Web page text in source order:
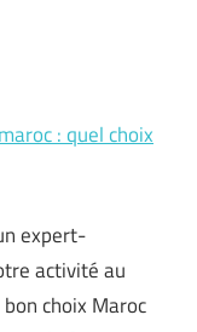
: quel choix
expert-
activité au
choix Maroc